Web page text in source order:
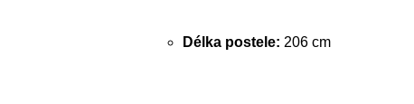
Délka postele: 206 cm